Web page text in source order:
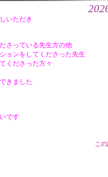
いただき
さっている先生方の他
ョンをしてくださった先生
くださった方々
きました
です
こ